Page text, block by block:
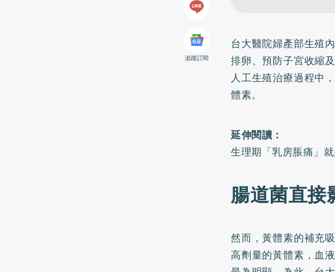
追蹤訂閱
台大醫院婦產部生殖
排卵、預防子宮收縮
人工生殖治療過程中
體素。
延伸閱讀：
生理期「乳房脹痛」
腸道菌直接
然而，黃體素的補充
高劑量的黃體素，血